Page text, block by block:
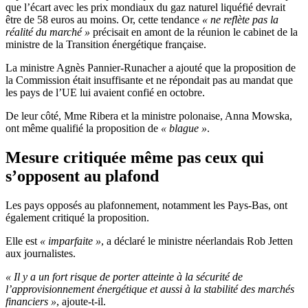
que l’écart avec les prix mondiaux du gaz naturel liquéfié devrait
être de 58 euros au moins. Or, cette tendance « ne reflète pas la
réalité du marché » précisait en amont de la réunion le cabinet de la
ministre de la Transition énergétique française.
La ministre Agnès Pannier-Runacher a ajouté que la proposition de
la Commission était insuffisante et ne répondait pas au mandat que
les pays de l’UE lui avaient confié en octobre.
De leur côté, Mme Ribera et la ministre polonaise, Anna Mowska,
ont même qualifié la proposition de « blague ».
Mesure critiquée même pas ceux qui
s’opposent au plafond
Les pays opposés au plafonnement, notamment les Pays-Bas, ont
également critiqué la proposition.
Elle est « imparfaite », a déclaré le ministre néerlandais Rob Jetten
aux journalistes.
« Il y a un fort risque de porter atteinte à la sécurité de
l’approvisionnement énergétique et aussi à la stabilité des marchés
financiers », ajoute-t-il.